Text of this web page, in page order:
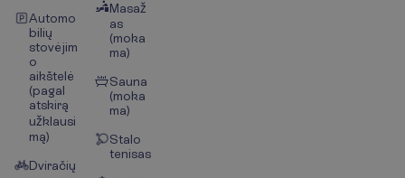
Automo
bilių
stovėjim
o
aikštelė
(pagal
atskirą
užklausi
mą)
Dviračių
Masaž
as
(moka
ma)
Sauna
(moka
ma)
Stalo
tenisas